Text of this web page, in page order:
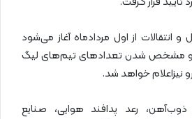
از اول مردادماه آغاز می‌شود
و مشخص شدن تعدادهای تیم‌های لیگ
نیزاعلام خواهد شد.
ذوب‌آهن، رعد پدافند هوایی، صنایع